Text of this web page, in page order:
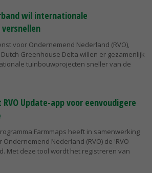
wil internationale
voor Ondernemend Nederland (RVO),
Greenhouse Delta willen er gezamenlijk
tuinbouwprojecten sneller van de
Update-app voor eenvoudigere
Farmmaps heeft in samenwerking
Nederland (RVO) de 'RVO
Met deze tool wordt het registreren van